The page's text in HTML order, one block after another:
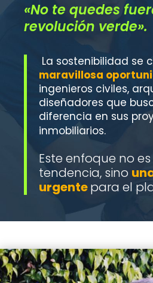
«No te quedes
revolución verde».
La sostenibilidad se
maravillosa
ingenieros civiles,
diseñadores que
diferencia en sus
inmobiliarios.
Este enfoque no
tendencia, sino
urgentepara el